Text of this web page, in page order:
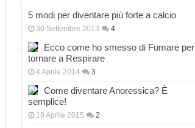
5 modi per diventare più forte a calcio
30 Settembre 2013 4
Ecco come ho smesso di Fumare per
tornare a Respirare
4 Aprile 2014 3
Come diventare Anoressica? È
semplice!
18 Aprile 2015 2